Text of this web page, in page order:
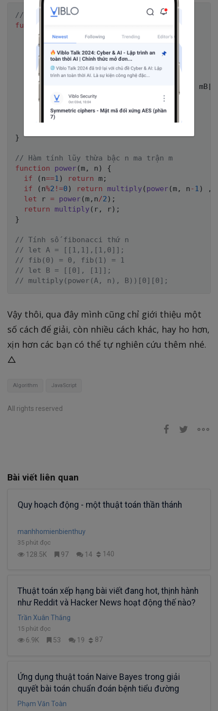
// Hàm nhân ma trận
function
let
m = []];
for (let i
for (let j = 0; j <= 1; j++ )
        m
[i][j] = 0;
for (let k = 0; k <= 1;
          m
mB[
}
}
// Hàm tính lũy thừa bậc n ma trận m
function
power( m, n )
{
if
( n==1 ) return m;
if
( n%2 !=0 ) return multiply ( power( m, n- 1 ) ,
let r = power( m, n/2 ) ;
return
multiply ( r, r) ;
}
// Tính số fibonacci thứ n
// let A = [[1,1],[1,0]];
// fib(0) = 0, fib(1) = 1
// let B = [[0], [1]];
// multiply(power(A, n), B))[0][0];
Vậy thôi, qua đây mình cũng chỉ giới thiệu một
số cách để giải, còn nhiều cách khác, hay ho hơn,
xịn hơn các bạn có thể tự nghiên cứu thêm nhé.
△
Algorithm JavaScript
All rights reserved
Bài viết liên quan
Quy hoạch động - một thuật toán thần thánh
manhhomienbienthuy
35 phút đọc
128.5K 97 14 140
Thuật toán xếp hạng bài viết đang hot, thịnh hành
như Reddit và Hacker News hoạt động thế nào?
Trần Xuân Thắng
15 phút đọc
6.9K 53 19 87
Ứng dụng thuật toán Naive Bayes trong giải
quyết bài toán chuẩn đoán bệnh tiểu đường
Phạm Văn Toàn